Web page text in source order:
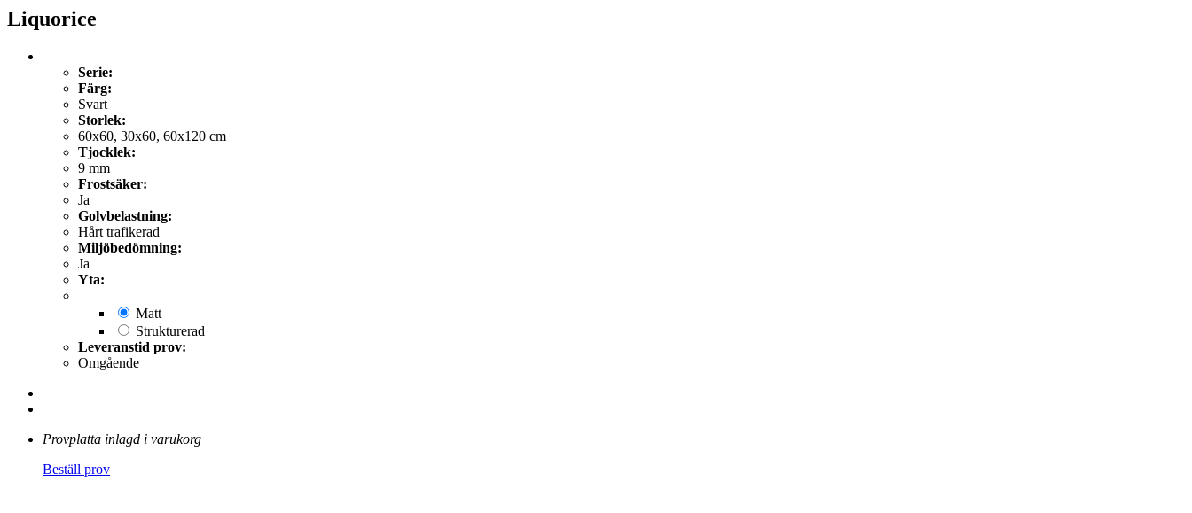
Liquorice
Serie:
Färg:
Svart
Storlek:
60x60, 30x60, 60x120 cm
Tjocklek:
9 mm
Frostsäker:
Ja
Golvbelastning:
Hårt trafikerad
Miljöbedömning:
Ja
Yta:
Matt
Strukturerad
Leveranstid prov:
Omgående
Provplatta inlagd i varukorg
Beställ prov